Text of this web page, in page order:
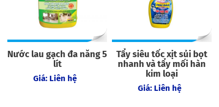
Nước lau gạch đa năng 5
lít
Giá: Liên hệ
Tẩy siêu tốc xịt sủi bọt
nhanh và tẩy mối hàn
kim loại
Giá: Liên hệ